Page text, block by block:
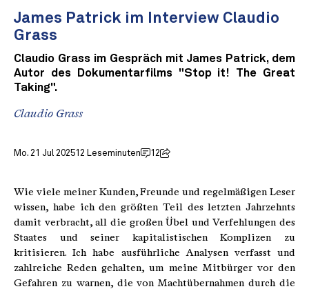
James Patrick im Interview Claudio
Grass
Claudio Grass im Gespräch mit James Patrick, dem
Autor des Dokumentarfilms "Stop it! The Great
Taking".
Claudio Grass
Mo. 21 Jul 202512 Leseminuten 12
Wie viele meiner Kunden, Freunde und regelmäßigen Leser
wissen, habe ich den größten Teil des letzten Jahrzehnts
damit verbracht, all die großen Übel und Verfehlungen des
Staates und seiner kapitalistischen Komplizen zu
kritisieren. Ich habe ausführliche Analysen verfasst und
zahlreiche Reden gehalten, um meine Mitbürger vor den
Gefahren zu warnen, die von Machtübernahmen durch die